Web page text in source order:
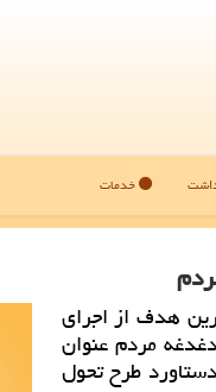
خدمات
هدف از اجرای
مردم عنوان
طرح تحول